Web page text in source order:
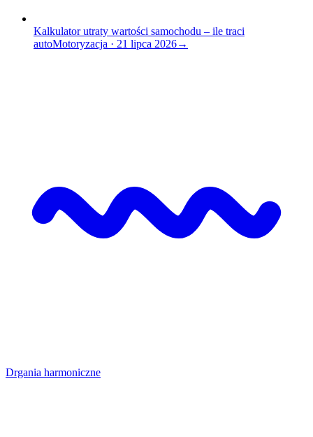
Kalkulator utraty wartości samochodu – ile traci
autoMotoryzacja · 21 lipca 2026→
Drgania harmoniczne